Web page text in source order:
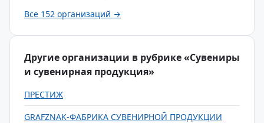
Все 152 организаций →
Другие организации в рубрике «Сувениры
и сувенирная продукция»
ПРЕСТИЖ
GRAFZNAK-ФАБРИКА СУВЕНИРНОЙ ПРОДУКЦИИ